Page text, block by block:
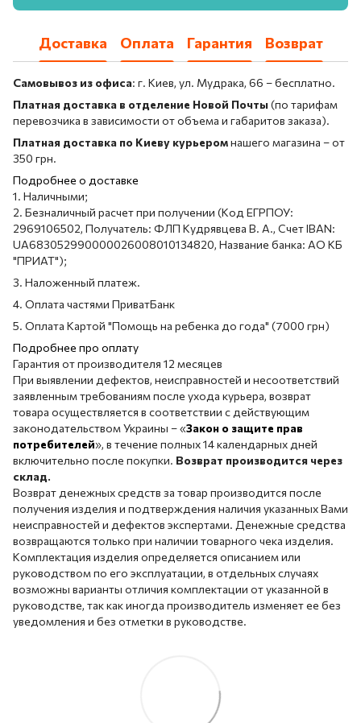
Доставка Оплата Гарантия Возврат
Самовывоз из офиса: г. Киев, ул. Мудрака, 66 – бесплатно.
Платная доставка в отделение Новой Почты(по тарифам
перевозчика в зависимости от объема и габаритов заказа).
Платная доставка по Киеву курьеромнашего магазина – от
350 грн.
Подробнее о доставке
1. Наличными;
2. Безналичный расчет при получении (Код ЕГРПОУ:
2969106502, Получатель: ФЛП Кудрявцева В. А., Счет IBAN:
UA683052990000026008010134820, Название банка: АО КБ
"ПРИАТ");
3. Наложенный платеж.
4. Оплата частями ПриватБанк
5. Оплата Картой "Помощь на ребенка до года" (7000 грн)
Подробнее про оплату
Гарантия от производителя 12 месяцев
При выявлении дефектов, неисправностей и несоответствий
заявленным требованиям после ухода курьера, возврат
товара осуществляется в соответствии с действующим
законодательством Украины – «Закон о защите прав
потребителей», в течение полных 14 календарных дней
включительно после покупки. Возврат производится через
склад.
Возврат денежных средств за товар производится после
получения изделия и подтверждения наличия указанных Вами
неисправностей и дефектов экспертами. Денежные средства
возвращаются только при наличии товарного чека изделия.
Комплектация изделия определяется описанием или
руководством по его эксплуатации, в отдельных случаях
возможны варианты отличия комплектации от указанной в
руководстве, так как иногда производитель изменяет ее без
уведомления и без отметки в руководстве.